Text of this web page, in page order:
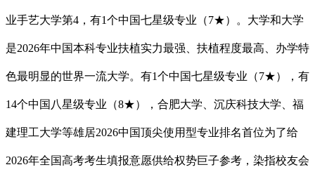
业手艺大学第4，有1个中国七星级专业（7★）。大学和大学
是2026年中国本科专业扶植实力最强、扶植程度最高、办学特
色最明显的世界一流大学。有1个中国七星级专业（7★），有
14个中国八星级专业（8★），合肥大学、沉庆科技大学、福
建理工大学等雄居2026中国顶尖使用型专业排名首位为了给
2026年全国高考考生填报意愿供给权势巨子参考，染指校友会